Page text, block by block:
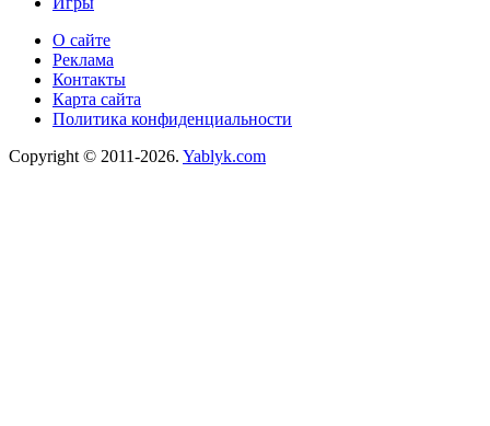
О сайте
Реклама
Контакты
Карта сайта
Политика конфиденциальности
Copyright © 2011-2026. Yablyk.сom